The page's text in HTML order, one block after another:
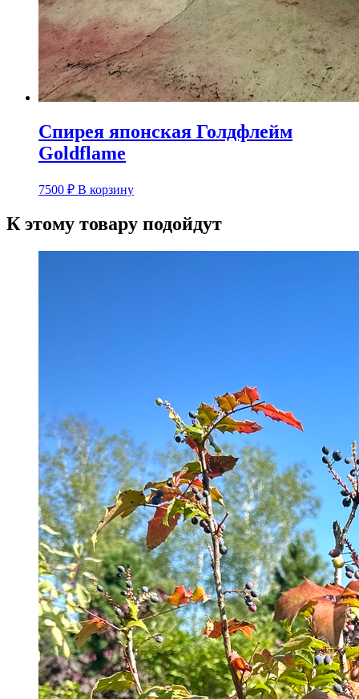
Спирея японская Голдфлейм
Goldflame
7500 ₽ В корзину
К этому товару подойдут